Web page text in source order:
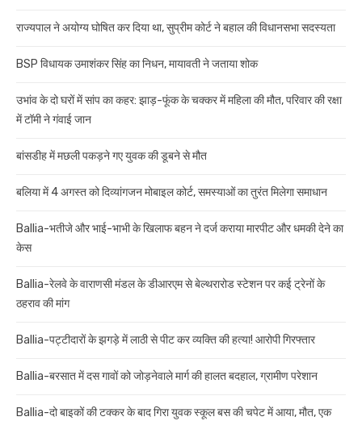
राज्यपाल ने अयोग्य घोषित कर दिया था, सुप्रीम कोर्ट ने बहाल की विधानसभा सदस्यता
BSP विधायक उमाशंकर सिंह का निधन, मायावती ने जताया शोक
उभांव के दो घरों में सांप का कहर: झाड़-फूंक के चक्कर में महिला की मौत, परिवार की रक्षा
में टॉमी ने गंवाई जान
बांसडीह में मछली पकड़ने गए युवक की डूबने से मौत
बलिया में 4 अगस्त को दिव्यांगजन मोबाइल कोर्ट, समस्याओं का तुरंत मिलेगा समाधान
Ballia-भतीजे और भाई-भाभी के खिलाफ बहन ने दर्ज कराया मारपीट और धमकी देने का
केस
Ballia-रेलवे के वाराणसी मंडल के डीआरएम से बेल्थरारोड स्टेशन पर कई ट्रेनों के
ठहराव की मांग
Ballia-पट्टीदारों के झगड़े में लाठी से पीट कर व्यक्ति की हत्या! आरोपी गिरफ्तार
Ballia-बरसात में दस गावों को जोड़नेवाले मार्ग की हालत बदहाल, ग्रामीण परेशान
Ballia-दो बाइकों की टक्कर के बाद गिरा युवक स्कूल बस की चपेट में आया, मौत, एक